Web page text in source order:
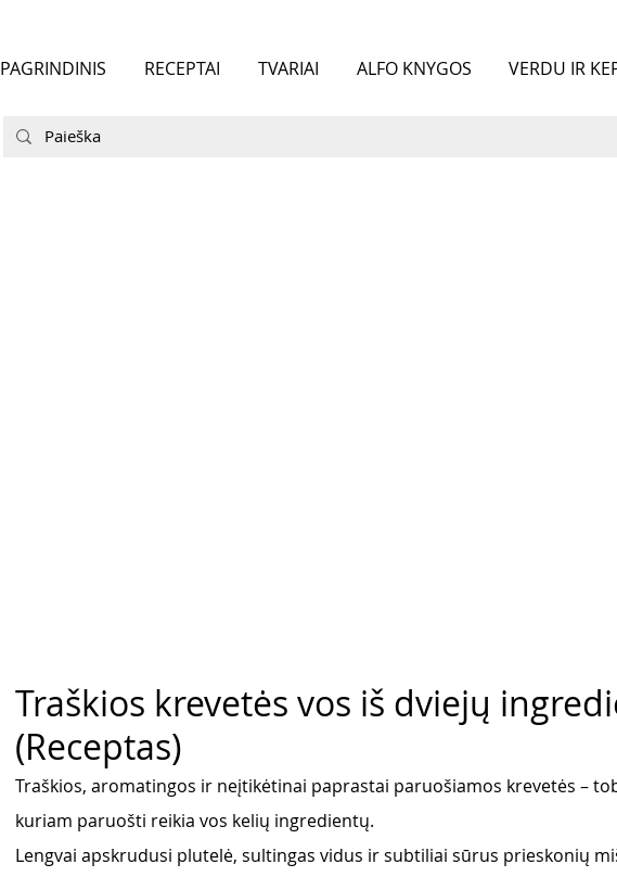
PAGRINDINIS RECEPTAI TVARIAI ALFO KNYGOS VERDU IR
Traškios krevetės vos iš dviejų
(Receptas)
Traškios, aromatingos ir neįtikėtinai paprastai paruošiamos krevetės –
kuriam paruošti reikia vos kelių ingredientų.
Lengvai apskrudusi plutelė, sultingas vidus ir subtiliai sūrus prieskonių